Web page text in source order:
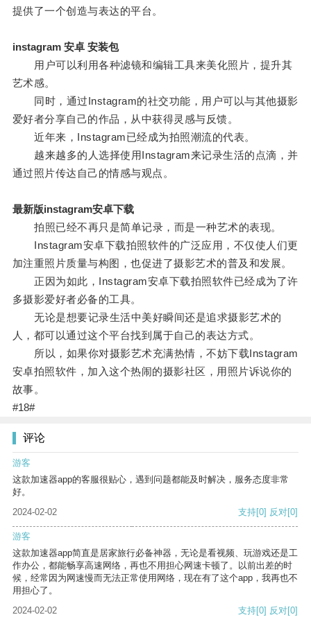
提供了一个创造与表达的平台。
instagram 安卓 安装包
用户可以利用各种滤镜和编辑工具来美化照片，提升其
艺术感。
同时，通过Instagram的社交功能，用户可以与其他摄影
爱好者分享自己的作品，从中获得灵感与反馈。
近年来，Instagram已经成为拍照潮流的代表。
越来越多的人选择使用Instagram来记录生活的点滴，并
通过照片传达自己的情感与观点。
最新版instagram安卓下载
拍照已经不再只是简单记录，而是一种艺术的表现。
Instagram安卓下载拍照软件的广泛应用，不仅使人们更
加注重照片质量与构图，也促进了摄影艺术的普及和发展。
正因为如此，Instagram安卓下载拍照软件已经成为了许
多摄影爱好者必备的工具。
无论是想要记录生活中美好瞬间还是追求摄影艺术的
人，都可以通过这个平台找到属于自己的表达方式。
所以，如果你对摄影艺术充满热情，不妨下载Instagram
安卓拍照软件，加入这个热闹的摄影社区，用照片诉说你的
故事。
#18#
评论
游客
这款加速器app的客服很贴心，遇到问题都能及时解决，服务态度非常
好。
2024-02-02
支持[0] 反对[0]
游客
这款加速器app简直是居家旅行必备神器，无论是看视频、玩游戏还是工
作办公，都能畅享高速网络，再也不用担心网速卡顿了。以前出差的时
候，经常因为网速慢而无法正常使用网络，现在有了这个app，我再也不
用担心了。
2024-02-02
支持[0] 反对[0]